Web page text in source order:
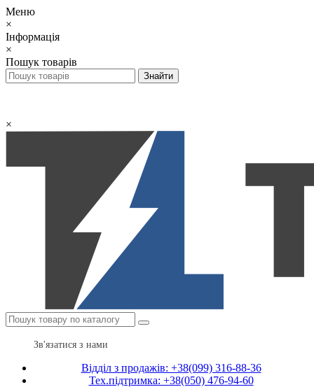
Меню
×
Інформація
×
Пошук товарів
×
Зв'язатися з нами
Відділ з продажів: +38(099) 316-88-36
Тех.підтримка: +38(050) 476-94-60